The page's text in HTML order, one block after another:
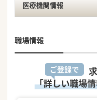
医療機関情報
職場情報
ご登録で
「詳しい職場